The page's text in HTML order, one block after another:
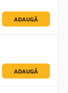
ADAUGĂ
ADAUGĂ